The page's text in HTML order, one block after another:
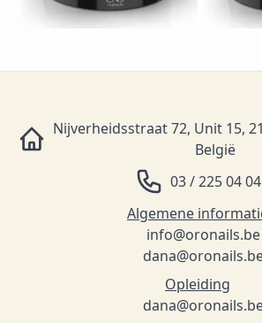
Nijverheidsstraat 72, Unit 15,
België
03 / 225 04 04
Algemene
info@oronails.be
Opleiding